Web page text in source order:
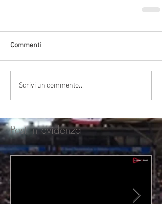
Commenti
Scrivi un commento...
Post in evidenza